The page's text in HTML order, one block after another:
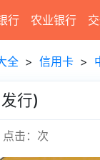
行 农业银行
全 > 信用卡 >
行)
点击： 次